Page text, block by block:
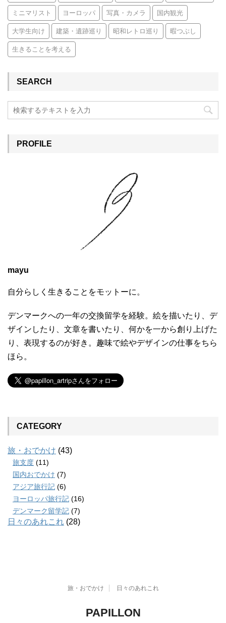
ミニマリスト ヨーロッパ 写真・カメラ 国内観光
大学生向け 建築・遺跡巡り 昭和レトロ巡り 暇つぶし
生きることを考える
SEARCH
PROFILE
mayu
自分らしく生きることをモットーに。
デンマークへの一年の交換留学を経験。絵を描いたり、デ
ザインしたり、文章を書いたり、何かを一から創り上げた
り、表現するのが好き。趣味で絵やデザインの仕事をちら
ほら。
CATEGORY
旅・おでかけ (43)
旅支度 (11)
国内おでかけ (7)
アジア旅行記 (6)
ヨーロッパ旅行記 (16)
デンマーク留学記 (7)
日々のあれこれ (28)
旅・おでかけ 日々のあれこれ
PAPILLON